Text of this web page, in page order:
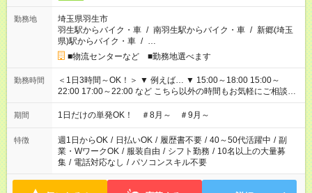
勤務地
埼玉県羽生市
羽生駅からバイク・車 / 南羽生駅からバイク・車 / 新郷(埼玉
県)駅からバイク・車 / …
■物流センターなど ■勤務地選べます
勤務時間
＜1日3時間～OK！＞ ▼ 例えば… ▼ 15:00～18:00 15:00～
22:00 17:00～22:00 など こちら以外の時間もお気軽にご相談く
ださい！
期間 1日だけの単発OK！ ＃8月～ ＃9月～
特徴 週1日からOK / 日払いOK / 履歴書不要 / 40～50代活躍中 / 副
業・WワークOK / 服装自由 / シフト勤務 / 10名以上の大量募
集 / 電話対応なし / パソコンスキル不要